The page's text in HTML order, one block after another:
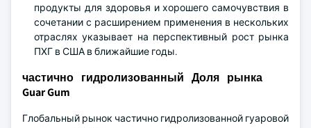
продукты для здоровья и хорошего самочувствия в
сочетании с расширением применения в нескольких
отраслях указывает на перспективный рост рынка
ПХГ в США в ближайшие годы.
частично гидролизованный Доля рынка
Guar Gum
Глобальный рынок частично гидролизованной гуаровой